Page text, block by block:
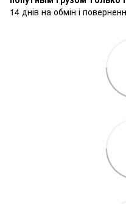
14 днів на обмін і